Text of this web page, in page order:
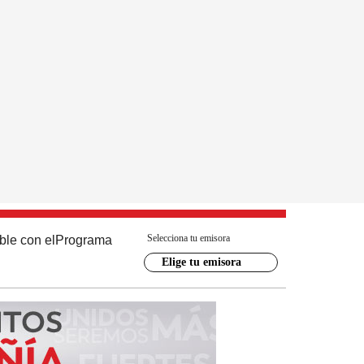
con el Programa Selecciona tu emisora
Elige tu emisora